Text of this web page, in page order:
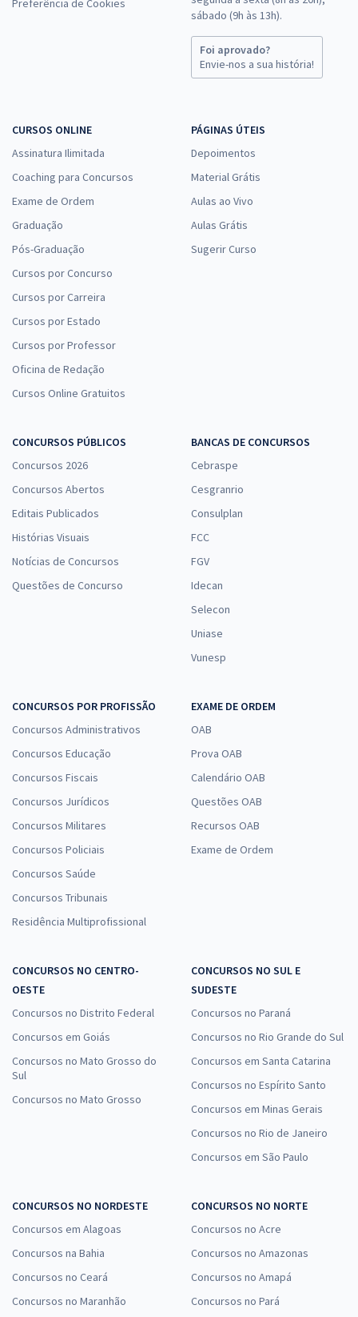
Preferência de Cookies
sábado (9h às 13h).
Foi aprovado?
Envie-nos a sua história!
CURSOS ONLINE
Assinatura Ilimitada
Coaching para Concursos
Exame de Ordem
Graduação
Pós-Graduação
Cursos por Concurso
Cursos por Carreira
Cursos por Estado
Cursos por Professor
Oficina de Redação
Cursos Online Gratuitos
PÁGINAS ÚTEIS
Depoimentos
Material Grátis
Aulas ao Vivo
Aulas Grátis
Sugerir Curso
CONCURSOS PÚBLICOS
Concursos 2026
Concursos Abertos
Editais Publicados
Histórias Visuais
Notícias de Concursos
Questões de Concurso
BANCAS DE CONCURSOS
Cebraspe
Cesgranrio
Consulplan
FCC
FGV
Idecan
Selecon
Uniase
Vunesp
CONCURSOS POR PROFISSÃO
Concursos Administrativos
Concursos Educação
Concursos Fiscais
Concursos Jurídicos
Concursos Militares
Concursos Policiais
Concursos Saúde
Concursos Tribunais
Residência Multiprofissional
EXAME DE ORDEM
OAB
Prova OAB
Calendário OAB
Questões OAB
Recursos OAB
Exame de Ordem
CONCURSOS NO CENTRO-
OESTE
Concursos no Distrito Federal
Concursos em Goiás
Concursos no Mato Grosso do
Sul
Concursos no Mato Grosso
CONCURSOS NO SUL E
SUDESTE
Concursos no Paraná
Concursos no Rio Grande do Sul
Concursos em Santa Catarina
Concursos no Espírito Santo
Concursos em Minas Gerais
Concursos no Rio de Janeiro
Concursos em São Paulo
CONCURSOS NO NORDESTE
Concursos em Alagoas
Concursos na Bahia
Concursos no Ceará
Concursos no Maranhão
CONCURSOS NO NORTE
Concursos no Acre
Concursos no Amazonas
Concursos no Amapá
Concursos no Pará